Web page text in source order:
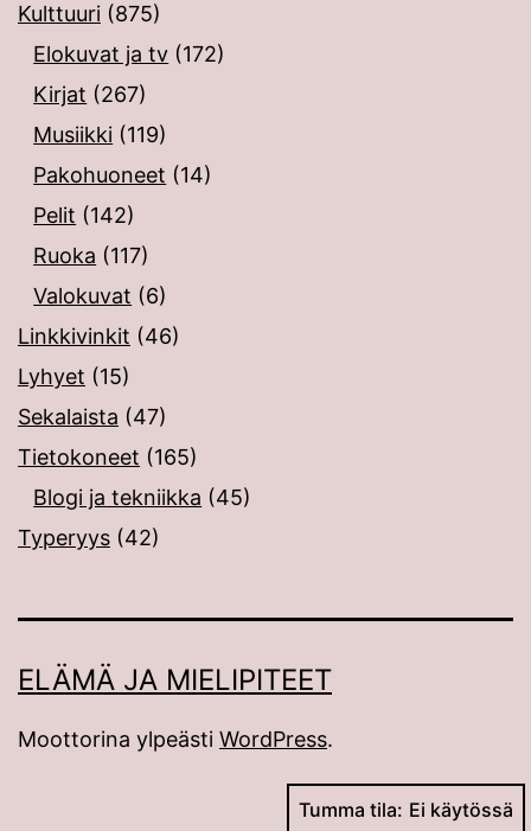
Kulttuuri (875)
Elokuvat ja tv (172)
Kirjat (267)
Musiikki (119)
Pakohuoneet (14)
Pelit (142)
Ruoka (117)
Valokuvat (6)
Linkkivinkit (46)
Lyhyet (15)
Sekalaista (47)
Tietokoneet (165)
Blogi ja tekniikka (45)
Typeryys (42)
ELÄMÄ JA MIELIPITEET
Moottorina ylpeästi WordPress.
Tumma tila: